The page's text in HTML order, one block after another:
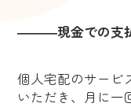
―――現金での支
個人宅配のサービ
いただき、月に一